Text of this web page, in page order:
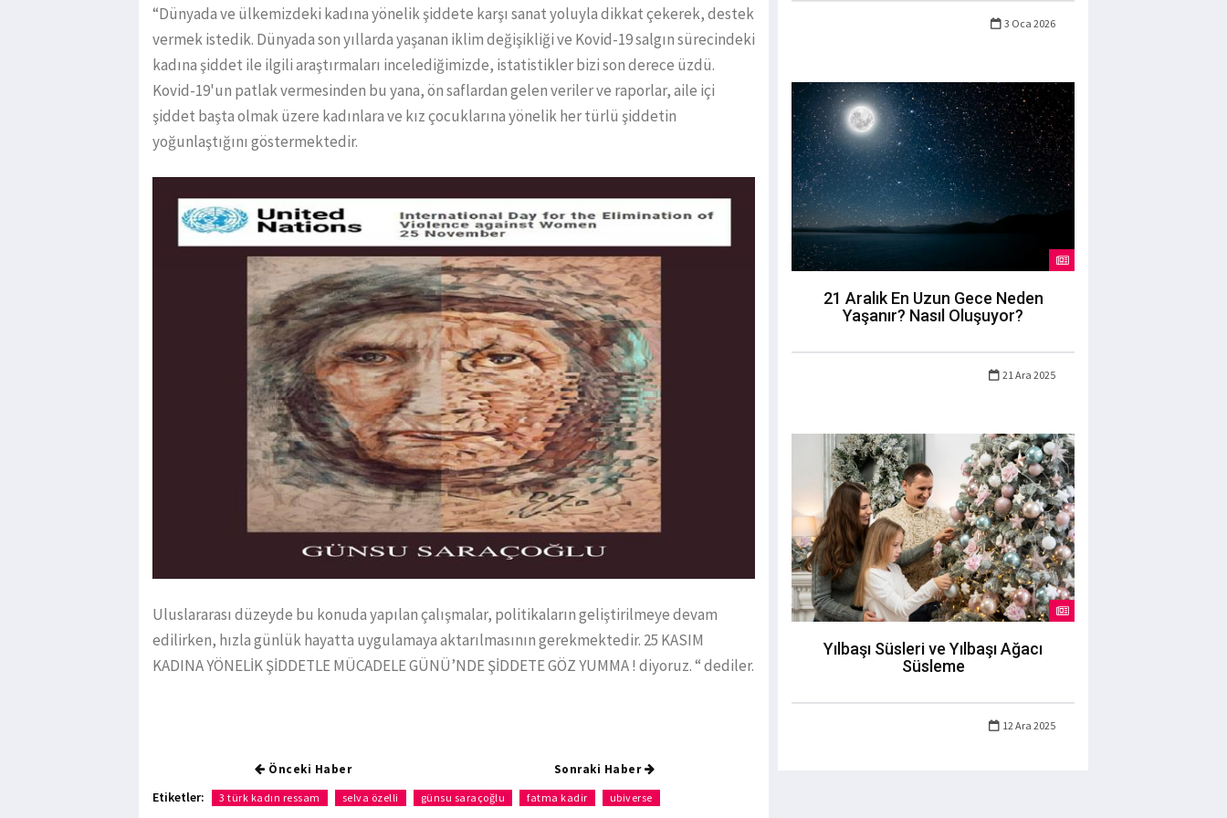
“Dünyada ve ülkemizdeki kadına yönelik şiddete karşı sanat yoluyla dikkat çekerek, destek
vermek istedik. Dünyada son yıllarda yaşanan iklim değişikliği ve Kovid-19 salgın sürecindeki
kadına şiddet ile ilgili araştırmaları incelediğimizde, istatistikler bizi son derece üzdü.
Kovid-19'un patlak vermesinden bu yana, ön saflardan gelen veriler ve raporlar, aile içi
şiddet başta olmak üzere kadınlara ve kız çocuklarına yönelik her türlü şiddetin
yoğunlaştığını göstermektedir.
Uluslararası düzeyde bu konuda yapılan çalışmalar, politikaların geliştirilmeye devam
edilirken, hızla günlük hayatta uygulamaya aktarılmasının gerekmektedir. 25 KASIM
KADINA YÖNELİK ŞİDDETLE MÜCADELE GÜNÜ’NDE ŞİDDETE GÖZ YUMMA ! diyoruz. “ dediler.
Önceki Haber Sonraki Haber
Etiketler: 3 türk kadın ressam selva özelli günsu saraçoğlu fatma kadir ubiverse
3 Oca 2026
21 Aralık En Uzun Gece Neden
Yaşanır? Nasıl Oluşuyor?
21 Ara 2025
Yılbaşı Süsleri ve Yılbaşı Ağacı
Süsleme
12 Ara 2025